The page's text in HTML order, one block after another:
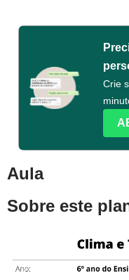
Crie
Aula
Sobre este